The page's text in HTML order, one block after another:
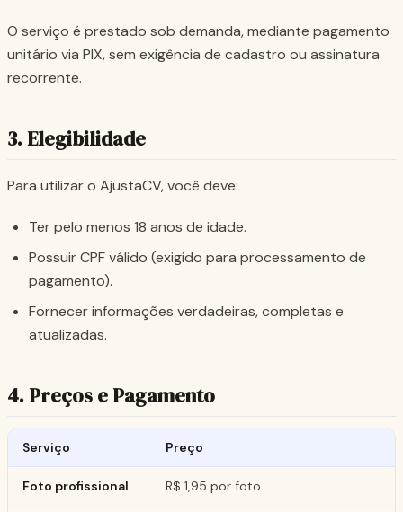
O serviço é prestado sob demanda, mediante pagamento
unitário via PIX, sem exigência de cadastro ou assinatura
recorrente.
3. Elegibilidade
Para utilizar o AjustaCV, você deve:
Ter pelo menos 18 anos de idade.
Possuir CPF válido (exigido para processamento de
pagamento).
Fornecer informações verdadeiras, completas e
atualizadas.
4. Preços e Pagamento
Serviço Preço
Foto profissional R$ 1,95 por foto